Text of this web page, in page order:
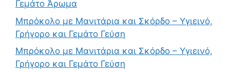
Γεμάτο Άρωμα
Μπρόκολο με Μανιτάρια και Σκόρδο – Υγιεινό,
Γρήγορο και Γεμάτο Γεύση
Μπρόκολο με Μανιτάρια και Σκόρδο – Υγιεινό,
Γρήγορο και Γεμάτο Γεύση